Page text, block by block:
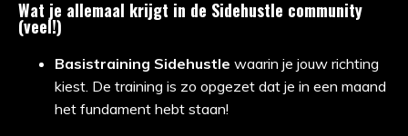
Wat je allemaal krijgt in de Sidehustle community
(veel!)
Basistraining Sidehustle waarin je jouw richting
kiest. De training is zo opgezet dat je in een maand
het fundament hebt staan!